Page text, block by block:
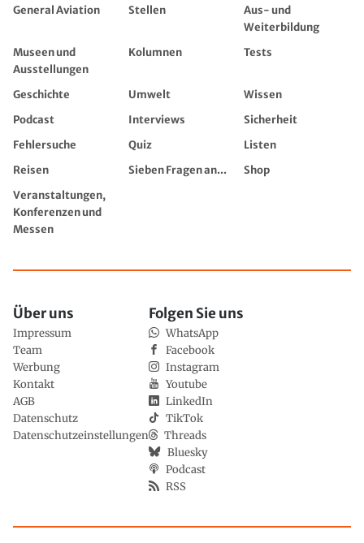
General Aviation
Stellen
Aus- und
Weiterbildung
Museen und
Ausstellungen
Kolumnen Tests
Geschichte Umwelt
Wissen
Podcast
Interviews
Sicherheit
Fehlersuche
Quiz
Listen
Reisen
Sieben Fragen an...
Shop
Veranstaltungen,
Konferenzen und
Messen
Über uns
Impressum
Team
Werbung
Kontakt
AGB
Datenschutz
Datenschutzeinstellungen
Folgen Sie uns
WhatsApp
Facebook
Instagram
Youtube
LinkedIn
TikTok
Threads
Bluesky
Podcast
RSS